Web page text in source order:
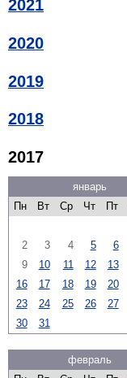
2021
2020
2019
2018
2017
январь
Пн
Вт Ср Чт Пт
2
3 4 5 6
9
10 11 12 13
16
17 18 19 20
23
24 25 26 27
30
31
февраль